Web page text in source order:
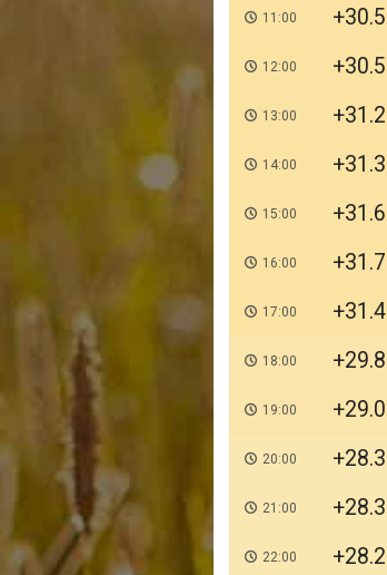
11:00 +30.5
12:00 +30.5
13:00 +31.2
14:00 +31.3
15:00 +31.6
16:00 +31.7
17:00 +31.4
18:00 +29.8
19:00 +29.0
20:00 +28.3
21:00 +28.3
22:00 +28.2